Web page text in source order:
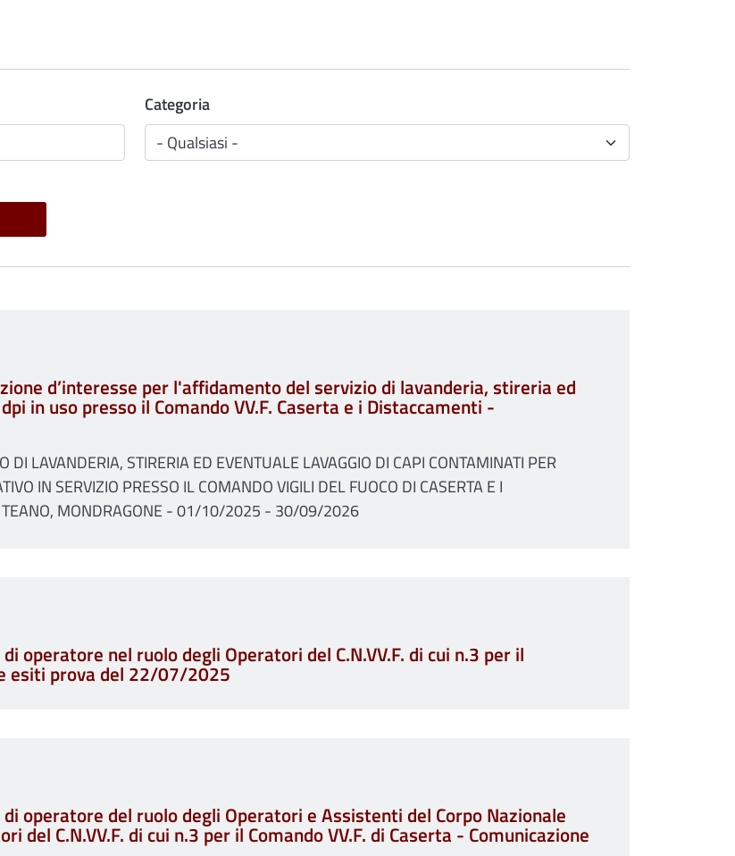
Categoria
d’interesse per l'affidamento del servizio di lavanderia, stireria ed
in uso presso il Comando VV.F. Caserta e i Distaccamenti -
LAVANDERIA, STIRERIA ED EVENTUALE LAVAGGIO DI CAPI CONTAMINATI PER
IN SERVIZIO PRESSO IL COMANDO VIGILI DEL FUOCO DI CASERTA E I
TEANO, MONDRAGONE - 01/10/2025 - 30/09/2026
operatore nel ruolo degli Operatori del C.N.VV.F. di cui n.3 per il
esiti prova del 22/07/2025
operatore del ruolo degli Operatori e Assistenti del Corpo Nazionale
del C.N.VV.F. di cui n.3 per il Comando VV.F. di Caserta - Comunicazione